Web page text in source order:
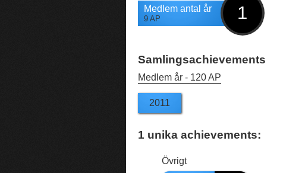
Medlem antal år
9 AP 1
Samlingsachievements
Medlem år - 120 AP
2011
1 unika achievements:
Övrigt